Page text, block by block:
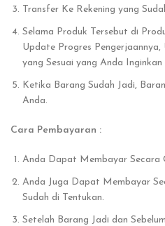
Transfer Ke Rekening yang
Selama Produk Tersebut di
Update Progres
yang Sesuai yang Anda
Ketika Barang Sudah Jadi,
Anda.
Cara Pembayaran :
Anda Dapat Membayar Secara
Anda Juga Dapat Membayar
Sudah di Tentukan.
Setelah Barang Jadi dan